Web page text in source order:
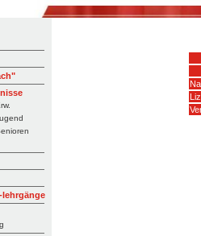
lehrgänge